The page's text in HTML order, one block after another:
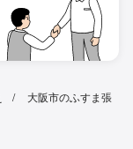
大阪市のふすま張